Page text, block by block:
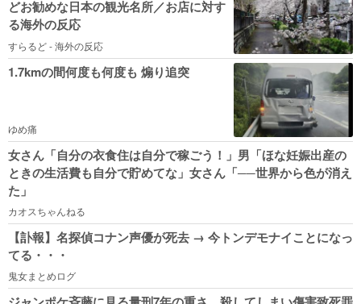
どお勧めな日本の観光名所／お店に対す
る海外の反応
すらるど - 海外の反応
1.7kmの間何度も何度も 煽り追突
ゆめ痛
女さん「自分の衣食住は自分で稼ごう！」男「ほな妊娠出産の
ときの生活費も自分で貯めてな」女さん「──世界から色が消え
た」
カオスちゃんねる
【訃報】名探偵コナン声優が死去 → 今トンデモナイことになっ
てる・・・
鬼女まとめログ